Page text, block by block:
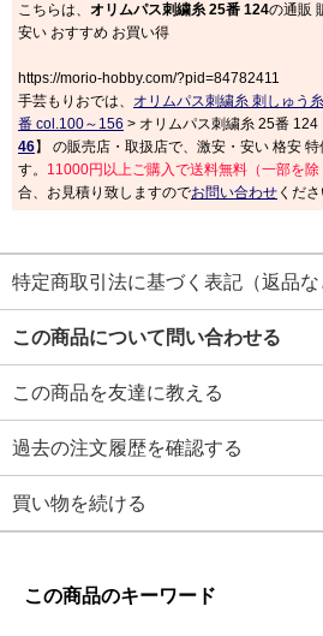
こちらは、 オリムパス刺繍糸 25番 124の通販
安い おすすめ お買い得
https://morio-hobby.com/?pid=84782411
手芸もりおでは、 オリムパス刺繍糸 刺しゅう糸
番 col.100～156 > オリムパス刺繍糸 25番
46】 の販売店・取扱店で、激安・安い 格安
す。 11000円以上ご購入で送料無料（一部を除
合、お見積り致しますのでお問い合わせ くださ
特定商取引法に基づく表記（返品な
この商品について問い合わせる
この商品を友達に教える
過去の注文履歴を確認する
買い物を続ける
この商品のキーワード